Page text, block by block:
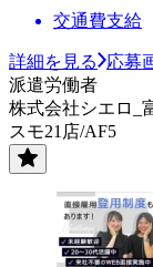
交通費支給
詳細を見る
応募
派遣労働者
株式会社シエロ_
スモ21店/AF5